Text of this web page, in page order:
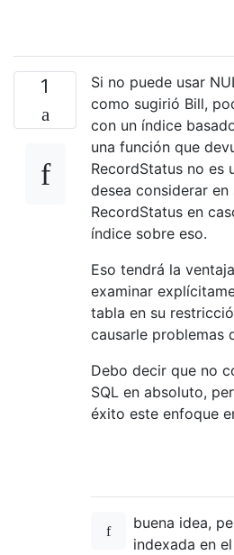
1
Si no puede usar
como sugirió Bill,
con un índice
una función que
RecordStatus no es
desea considerar
RecordStatus en
índice sobre eso.
Eso tendrá la
examinar
tabla en su
causarle problemas
Debo decir que no
SQL en absoluto,
éxito este enfoque
buena idea,
indexada en